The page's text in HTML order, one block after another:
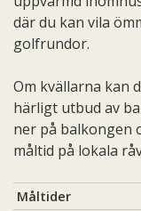
där du kan vila
golfrundor.
Om kvällarna kan
härligt utbud av
ner på balkongen
måltid på lokala
Måltider